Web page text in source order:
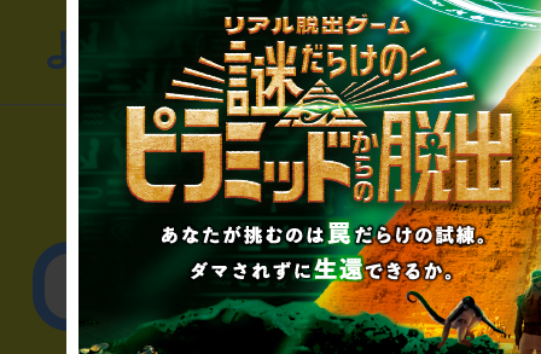
よくあるお問い合わせ
▼一般のお客様
公演内容、チケット